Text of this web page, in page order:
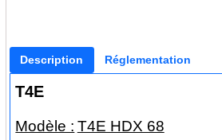
Description Réglementation
T4E
Modèle : T4E HDX 68